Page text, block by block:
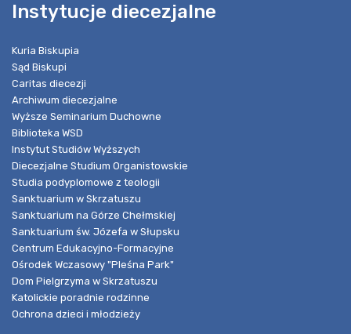
Instytucje diecezjalne
Kuria Biskupia
Sąd Biskupi
Caritas diecezji
Archiwum diecezjalne
Wyższe Seminarium Duchowne
Biblioteka WSD
Instytut Studiów Wyższych
Diecezjalne Studium Organistowskie
Studia podyplomowe z teologii
Sanktuarium w Skrzatuszu
Sanktuarium na Górze Chełmskiej
Sanktuarium św. Józefa w Słupsku
Centrum Edukacyjno-Formacyjne
Ośrodek Wczasowy "Pleśna Park"
Dom Pielgrzyma w Skrzatuszu
Katolickie poradnie rodzinne
Ochrona dzieci i młodzieży